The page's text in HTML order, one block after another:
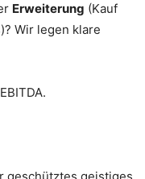
Erweiterung (Kauf
Wir legen klare
geschütztes geistiges